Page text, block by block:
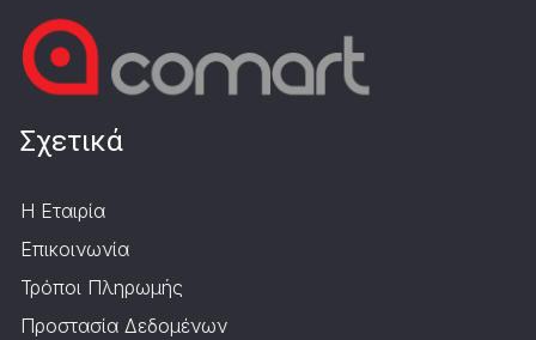
Σχετικά
Η Εταιρία
Επικοινωνία
Τρόποι Πληρωμής
Προστασία Δεδομένων